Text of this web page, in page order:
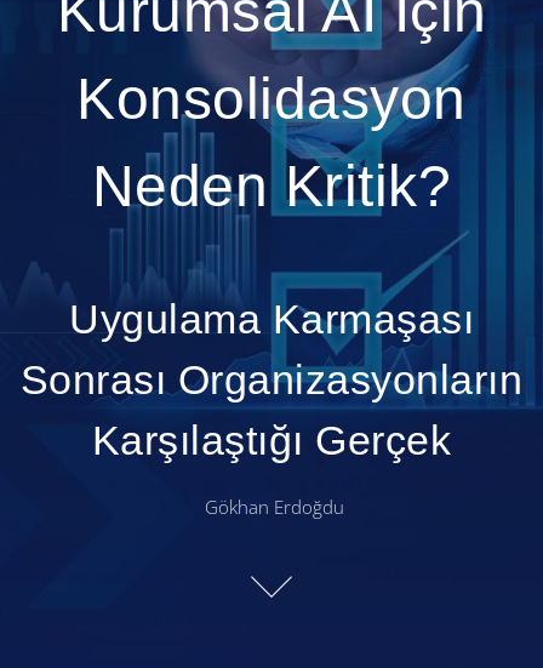
Konsolidasyon
Neden Kritik?
Uygulama Karmaşası
Sonrası Organizasyonların
Karşılaştığı Gerçek
Gökhan Erdoğdu